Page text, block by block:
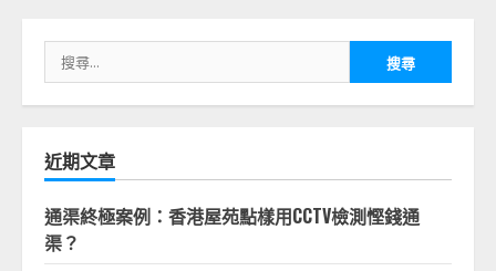
尋
關
字:
近期文章
通渠終極案例：香港屋苑點樣用CCTV檢測慳錢通
渠？